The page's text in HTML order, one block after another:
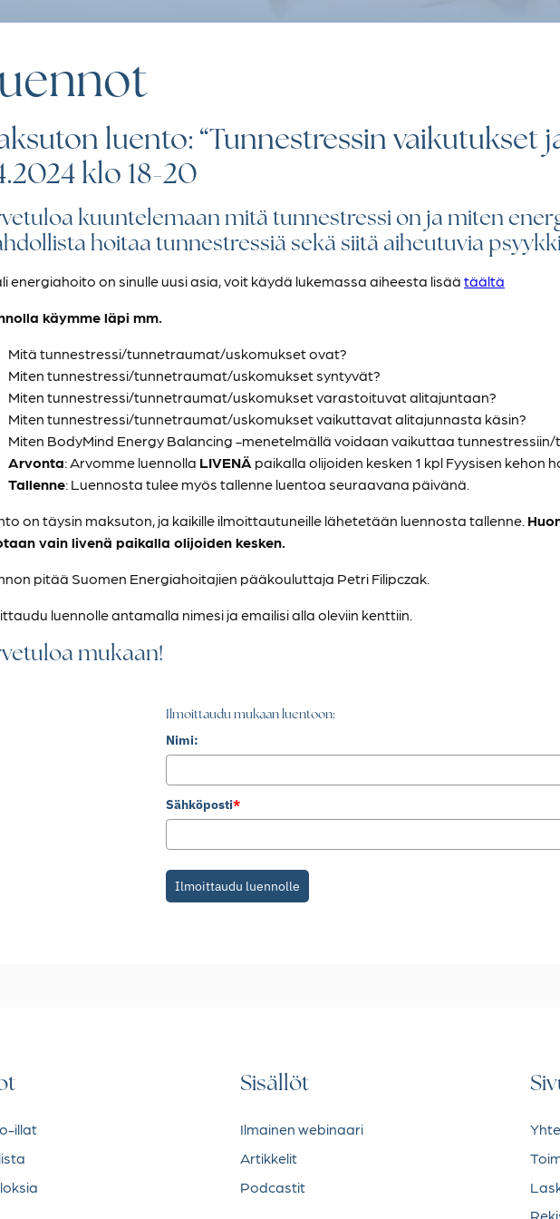
luento: “Tunnestressin vaikutukset
klo 18-20
kuuntelemaan mitä tunnestressi on ja miten
hoitaa tunnestressiä sekä siitä aiheutuvia
energiahoito on sinulle uusi asia, voit käydä lukemassa aiheesta lisäätäältä
käymme läpi mm.
Mitä tunnestressi/tunnetraumat/uskomukset ovat?
Miten tunnestressi/tunnetraumat/uskomukset syntyvät?
Miten tunnestressi/tunnetraumat/uskomukset varastoituvat alitajuntaan?
Miten tunnestressi/tunnetraumat/uskomukset vaikuttavat alitajunnasta käsin?
Miten BodyMind Energy Balancing -menetelmällä voidaan vaikuttaa
Arvonta: Arvomme luennolla LIVENÄ paikalla olijoiden kesken 1 kpl Fyysisen kehon
Tallenne: Luennosta tulee myös tallenne luentoa seuraavana päivänä.
on täysin maksuton, ja kaikille ilmoittautuneille lähetetään luennosta tallenne.
vain livenä paikalla olijoiden kesken.
pitää Suomen Energiahoitajien pääkouluttaja Petri Filipczak.
luennolle antamalla nimesi ja emailisi alla oleviin kenttiin.
mukaan!
Ilmoittaudu mukaan luentoon:
Nimi:
Sähköposti*
Ilmoittaudu luennolle
illat
Sisällöt
Ilmainen webinaari
Artikkelit
Podcastit